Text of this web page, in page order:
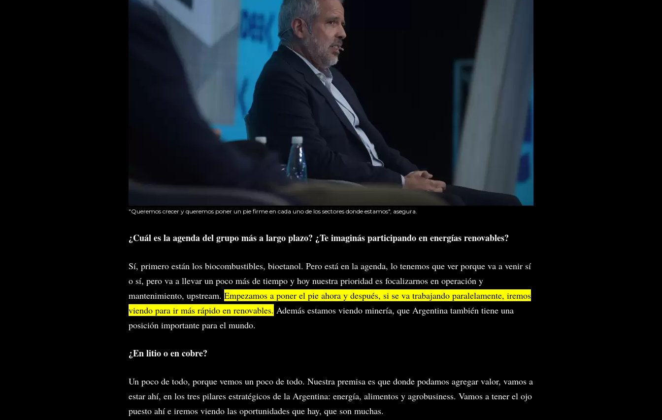
"Queremos crecer y queremos poner un pie firme en cada uno de los sectores donde estamos", asegura.
¿Cuál es la agenda del grupo más a largo plazo? ¿Te imaginás participando en energías renovables?
Sí, primero están los biocombustibles, bioetanol. Pero está en la agenda, lo tenemos que ver porque va a venir sí
o sí, pero va a llevar un poco más de tiempo y hoy nuestra prioridad es focalizarnos en operación y
mantenimiento, upstream. Empezamos a poner el pie ahora y después, si se va trabajando paralelamente, iremos
viendo para ir más rápido en renovables. Además estamos viendo minería, que Argentina también tiene una
posición importante para el mundo.
¿En litio o en cobre?
Un poco de todo, porque vemos un poco de todo. Nuestra premisa es que donde podamos agregar valor, vamos a
estar ahí, en los tres pilares estratégicos de la Argentina: energía, alimentos y agrobusiness. Vamos a tener el ojo
puesto ahí e iremos viendo las oportunidades que hay, que son muchas.